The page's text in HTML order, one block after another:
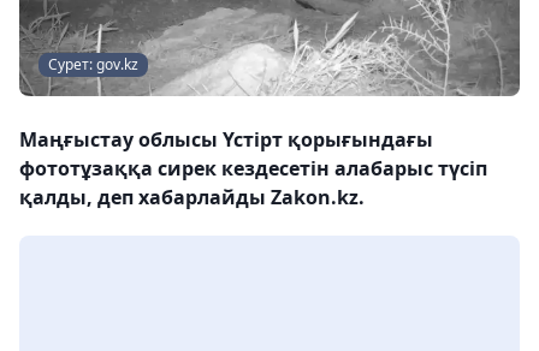
Сурет: gov.kz
Маңғыстау облысы Үстірт қорығындағы
фототұзаққа сирек кездесетін алабарыс түсіп
қалды, деп хабарлайды Zakon.kz.